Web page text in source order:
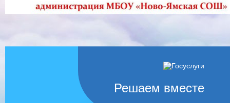
Решаем вместе